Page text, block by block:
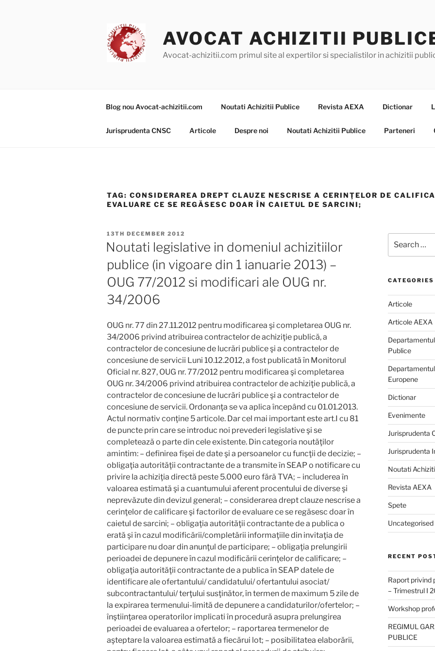
AVOCAT ACHIZITII
Avocat-achizitii.com primul site al expertilor si specialistilor in achizitii
Blog nou Avocat-achizitii.com Noutati Achizitii Publice Revista AEXA Dictionar
Jurisprudenta CNSC Articole Despre noi Noutati Achizitii Publice Parteneri
TAG: CONSIDERAREA DREPT CLAUZE NESCRISE A CERINŢELOR DE
EVALUARE CE SE REGĂSESC DOAR ÎN CAIETUL DE SARCINI;
POSTED
ON
13TH DECEMBER 2012
Noutati legislative in domeniul achizitiilor
publice (in vigoare din 1 ianuarie 2013) –
OUG 77/2012 si modificari ale OUG nr.
34/2006
OUG nr. 77 din 27.11.2012 pentru modificarea şi completarea OUG nr.
34/2006 privind atribuirea contractelor de achiziţie publică, a
contractelor de concesiune de lucrări publice şi a contractelor de
concesiune de servicii Luni 10.12.2012, a fost publicată în Monitorul
Oficial nr. 827, OUG nr. 77/2012 pentru modificarea şi completarea
OUG nr. 34/2006 privind atribuirea contractelor de achiziţie publică, a
contractelor de concesiune de lucrări publice şi a contractelor de
concesiune de servicii. Ordonanţa se va aplica începând cu 01.01.2013.
Actul normativ conţine 5 articole. Dar cel mai important este art.I cu 81
de puncte prin care se introduc noi prevederi legislative şi se
completează o parte din cele existente. Din categoria noutăţilor
amintim: – definirea fişei de date şi a persoanelor cu funcţii de decizie; –
obligaţia autorităţii contractante de a transmite în SEAP o notificare cu
privire la achiziţia directă peste 5.000 euro fără TVA; – includerea în
valoarea estimată şi a cuantumului aferent procentului de diverse şi
neprevăzute din devizul general; – considerarea drept clauze nescrise a
cerinţelor de calificare şi factorilor de evaluare ce se regăsesc doar în
caietul de sarcini; – obligaţia autorităţii contractante de a publica o
erată şi în cazul modificării/completării informaţiile din invitaţia de
participare nu doar din anunţul de participare; – obligaţia prelungirii
perioadei de depunere în cazul modificării cerinţelor de calificare; –
obligaţia autorităţii contractante de a publica în SEAP datele de
identificare ale ofertantului/ candidatului/ ofertantului asociat/
subcontractantului/ terţului susţinător, în termen de maximum 5 zile de
la expirarea termenului-limită de depunere a candidaturilor/ofertelor; –
înştiinţarea operatorilor implicati în procedură asupra prelungirea
perioadei de evaluarea a ofertelor; – raportarea termenelor de
aşteptare la valoarea estimată a fiecărui lot; – posibilitatea elaborării,
for:
CATEGORIES
Articole
Articole AEXA
Publice
Europene
Dictionar
Evenimente
Jurisprudenta
Jurisprudenta
Noutati
Revista AEXA
Spete
Uncategorised
RECENT
Raport privind
– Trimestrul I
Workshop
REGIMUL
PUBLICE